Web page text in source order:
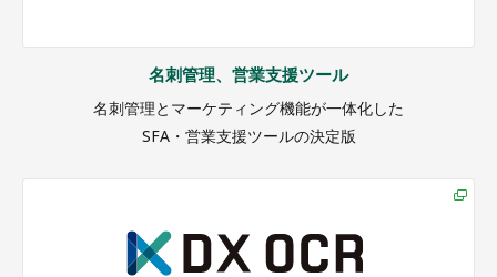
名刺管理、営業支援ツール
名刺管理とマーケティング機能が一体化した
SFA・営業支援ツールの決定版